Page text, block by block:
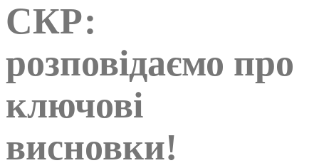
СКР:
розповідаємо про
ключові
висновки!